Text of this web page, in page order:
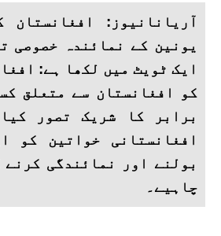
آریانانیوز:
یونین کے نمائندہ خصوصی
ایک ٹویٹ میں لکھا ہے:
کو افغانستان سے متعلق
برابر کا شریک تصور
افغانستانی خواتین کو
بولنے اور نمائندگی
چاہیے۔